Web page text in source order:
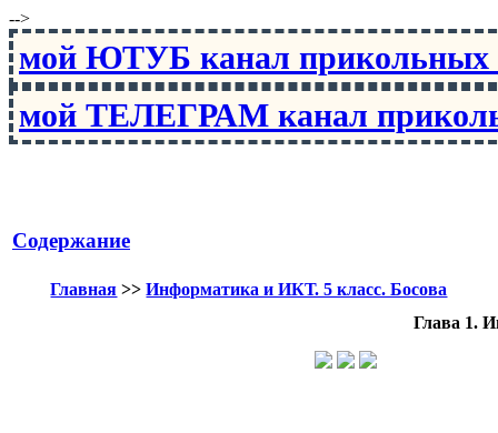
-->
мой ЮТУБ канал
мой ТЕЛЕГРАМ канал
Содержание
Главная >>Информатика и ИКТ. 5 класс. Босова
Глава 1.